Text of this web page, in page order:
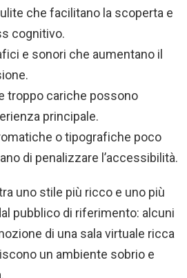
che facilitano la scoperta e
cognitivo.
e sonori che aumentano il
troppo cariche possono
principale.
o tipografiche poco
di penalizzare l’accessibilità.
uno stile più ricco e uno più
pubblico di riferimento: alcuni
di una sala virtuale ricca
un ambiente sobrio e